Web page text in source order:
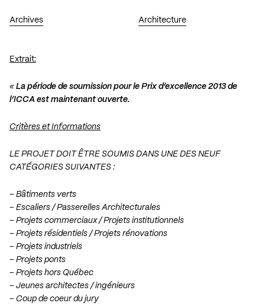
Archives Architecture
Extrait:
« La période de soumission pour le Prix d’excellence 2013 de
l’ICCA est maintenant ouverte.
Critères et Informations
LE PROJET DOIT ÊTRE SOUMIS DANS UNE DES NEUF
CATÉGORIES SUIVANTES :
– Bâtiments verts
– Escaliers / Passerelles Architecturales
– Projets commerciaux / Projets institutionnels
– Projets résidentiels / Projets rénovations
– Projets industriels
– Projets ponts
– Projets hors Québec
– Jeunes architectes / ingénieurs
– Coup de coeur du jury